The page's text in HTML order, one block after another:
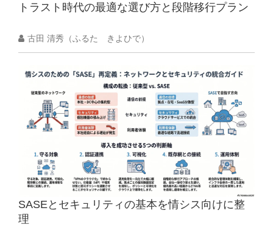
トラスト時代の最適な選び方と段階移行プラン
古田 清秀（ふるた きよひで）
SASEとセキュリティの基本を情シス向けに整
理